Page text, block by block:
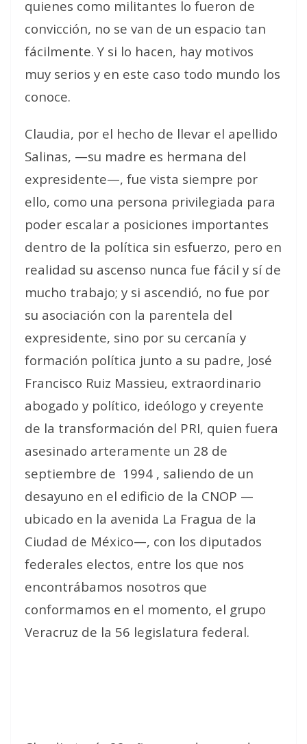
quienes como militantes lo fueron de
convicción, no se van de un espacio tan
fácilmente. Y si lo hacen, hay motivos
muy serios y en este caso todo mundo los
conoce.
Claudia, por el hecho de llevar el apellido
Salinas, —su madre es hermana del
expresidente—, fue vista siempre por
ello, como una persona privilegiada para
poder escalar a posiciones importantes
dentro de la política sin esfuerzo, pero en
realidad su ascenso nunca fue fácil y sí de
mucho trabajo; y si ascendió, no fue por
su asociación con la parentela del
expresidente, sino por su cercanía y
formación política junto a su padre, José
Francisco Ruiz Massieu, extraordinario
abogado y político, ideólogo y creyente
de la transformación del PRI, quien fuera
asesinado arteramente un 28 de
septiembre de 1994 , saliendo de un
desayuno en el edificio de la CNOP —
ubicado en la avenida La Fragua de la
Ciudad de México—, con los diputados
federales electos, entre los que nos
encontrábamos nosotros que
conformamos en el momento, el grupo
Veracruz de la 56 legislatura federal.